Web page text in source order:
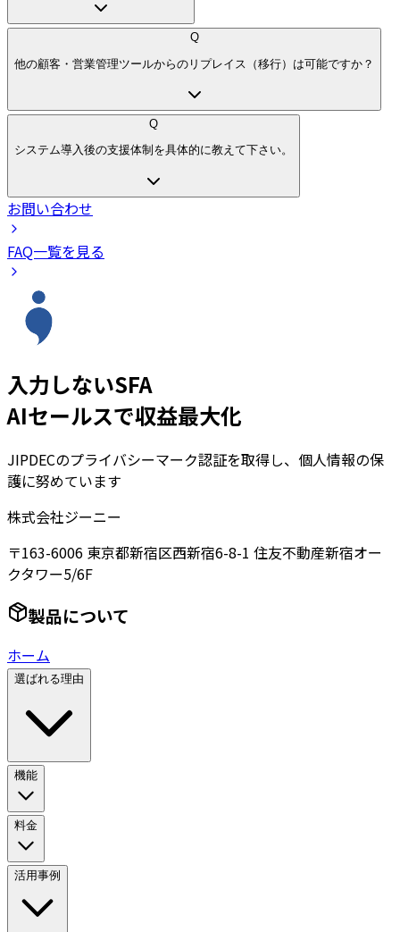
Q
他の顧客・営業管理ツールからのリプレイス（移行）は可能ですか？
Q
システム導入後の支援体制を具体的に教えて下さい。
お問い合わせ
FAQ一覧を見る
入力しないSFA
AIセールスで収益最大化
JIPDECのプライバシーマーク認証を取得し、個人情報の保
護に努めています
株式会社ジーニー
〒163-6006 東京都新宿区西新宿6-8-1 住友不動産新宿オー
クタワー5/6F
製品について
ホーム
選ばれる理由
機能
料金
活用事例